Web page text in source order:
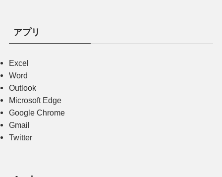
アプリ
Excel
Word
Outlook
Microsoft Edge
Google Chrome
Gmail
Twitter